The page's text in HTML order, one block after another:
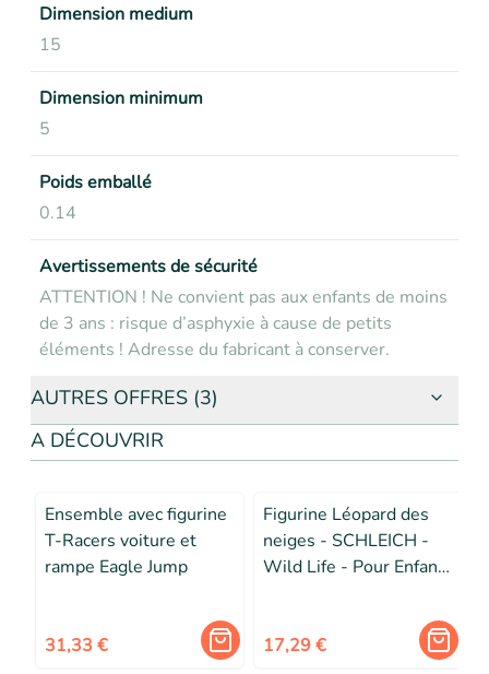
Dimension medium
15
Dimension minimum
5
Poids emballé
0.14
Avertissements de sécurité
ATTENTION ! Ne convient pas aux enfants de moins
de 3 ans : risque d’asphyxie à cause de petits
éléments ! Adresse du fabricant à conserver.
AUTRES OFFRES (3)
A DÉCOUVRIR
Ensemble avec figurine
T-Racers voiture et
rampe Eagle Jump
31,33 €
Figurine Léopard des
neiges - SCHLEICH -
Wild Life - Pour Enfant
17,29 €